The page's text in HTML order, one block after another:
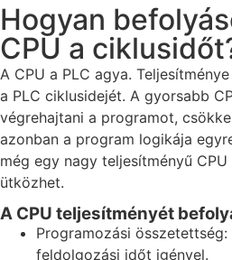
Hogyan
CPU a
A CPU a PLC agya.
a PLC ciklusidejét. A gyorsabb
végrehajtani a programot,
azonban a program logikája
még egy nagy teljesítményű
ütközhet.
A CPU teljesítményét
Programozási
feldolgozási időt igényel.